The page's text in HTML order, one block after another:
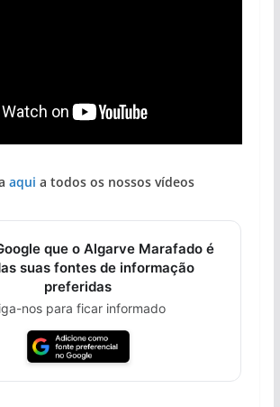
aqui a todos os nossos vídeos
que o Algarve Marafado é
suas fontes de informação
preferidas
nos para ficar informado